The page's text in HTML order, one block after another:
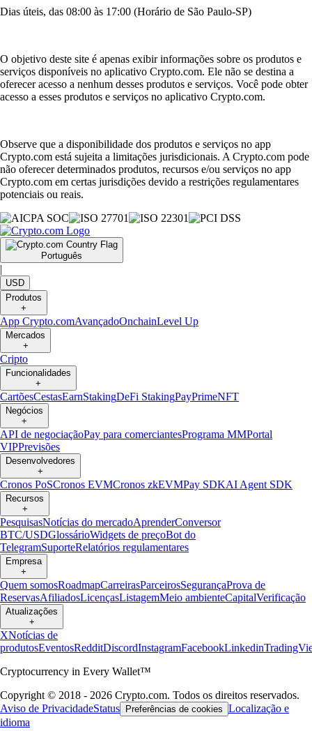
Dias úteis, das 08:00 às 17:00 (Horário de São Paulo-SP)
O objetivo deste site é apenas exibir informações sobre os produtos e
serviços disponíveis no aplicativo Crypto.com. Ele não se destina a
oferecer acesso a nenhum desses produtos e serviços. Você pode obter
acesso a esses produtos e serviços no aplicativo Crypto.com.
Observe que a disponibilidade dos produtos e serviços no app
Crypto.com está sujeita a limitações jurisdicionais. A Crypto.com pode
não oferecer determinados produtos, recursos e/ou serviços no app
Crypto.com em certas jurisdições devido a restrições regulamentares
potenciais ou reais.
Português
|
USD
Produtos
+
App Crypto.comAvançadoOnchainLevel Up
Mercados
+
Cripto
Funcionalidades
+
CartõesCestasEarnStakingDeFi StakingPayPrimeNFT
Negócios
+
API de negociaçãoPay para comerciantesPrograma MMPortal
VIPPrevisões
Desenvolvedores
+
Cronos PoSCronos EVMCronos zkEVMPay SDKAI Agent SDK
Recursos
+
PesquisasNotícias do mercadoAprenderConversor
BTC/USDGlossárioWidgets de preçoBot do
TelegramSuporteRelatórios regulamentares
Empresa
+
Quem somosRoadmapCarreirasParceirosSegurançaProva de
ReservasAfiliadosLicençasListagemMeio ambienteCapitalVerificação
Atualizações
+
XNotícias de
produtosEventosRedditDiscordInstagramFacebookLinkedin
Cryptocurrency in Every Wallet™
Copyright © 2018 - 2026 Crypto.com. Todos os direitos reservados.
Aviso de PrivacidadeStatus Preferências de cookies Localização e
idioma